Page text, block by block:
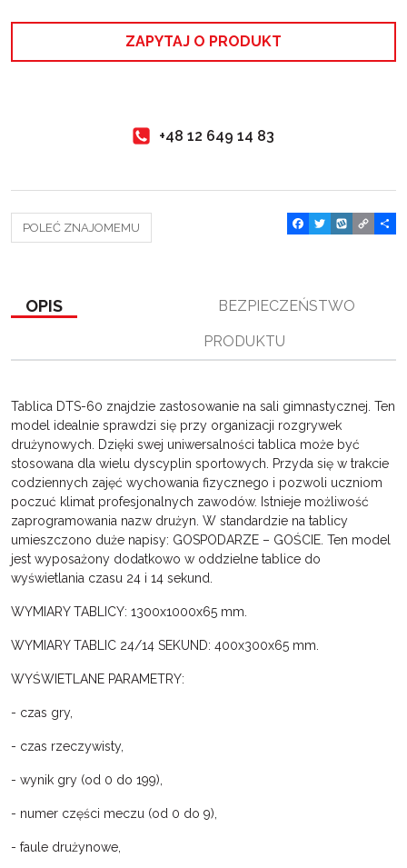
ZAPYTAJ O PRODUKT
+48 12 649 14 83
POLEĆ ZNAJOMEMU
F
a
o
o
T
w
e
r
W
y
C
o
P
o
OPIS BEZPIECZEŃSTWO
PRODUKTU
Tablica DTS-60 znajdzie zastosowanie na sali gimnastycznej. Ten
model idealnie sprawdzi się przy organizacji rozgrywek
drużynowych. Dzięki swej uniwersalności tablica może być
stosowana dla wielu dyscyplin sportowych. Przyda się w trakcie
codziennych zajęć wychowania fizycznego i pozwoli uczniom
poczuć klimat profesjonalnych zawodów. Istnieje możliwość
zaprogramowania nazw drużyn. W standardzie na tablicy
umieszczono duże napisy: GOSPODARZE – GOŚCIE. Ten model
jest wyposażony dodatkowo w oddzielne tablice do
wyświetlania czasu 24 i 14 sekund.
WYMIARY TABLICY: 1300x1000x65 mm.
WYMIARY TABLIC 24/14 SEKUND: 400x300x65 mm.
WYŚWIETLANE PARAMETRY:
- czas gry,
- czas rzeczywisty,
- wynik gry (od 0 do 199),
- numer części meczu (od 0 do 9),
- faule drużynowe,